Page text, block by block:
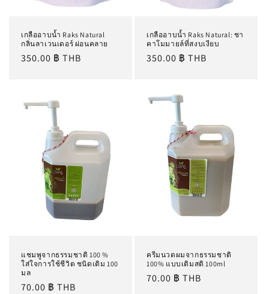
เกลืออาบน้ำ Raks Natural
กลิ่นลาเวนเดอร์ ผ่อนคลาย
ราคา
350.00 ฿ THB
เกลืออาบน้ำ Raks Natural: ชา
คาโมมายล์ที่สงบเงียบ
ราคา
350.00 ฿ THB
แชมพูจากธรรมชาติ 100 %
ใส่ใจการใช้ชีวิต ชนิดเติม 100
มล
ราคา
70.00 ฿ THB
ครีมนวดผมจากธรรมชาติ
100% แบบเติมสติ 100ml
ราคา
70.00 ฿ THB